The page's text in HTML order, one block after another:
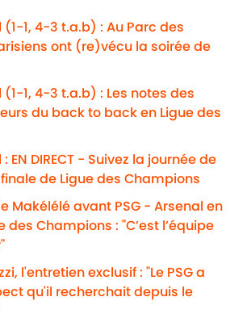
(1-1, 4-3 t.a.b) : Au Parc des
ont (re)vécu la soirée de
(1-1, 4-3 t.a.b) : Les notes des
du back to back en Ligue des
EN DIRECT - Suivez la journée de
de Ligue des Champions
Makélélé avant PSG - Arsenal en
des Champions : "C’est l’équipe
l'entretien exclusif : "Le PSG a
qu'il recherchait depuis le